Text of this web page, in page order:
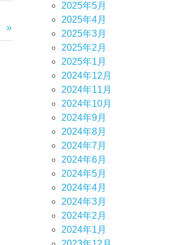
2025年5月
2025年4月
2025年3月
2025年2月
2025年1月
2024年12月
2024年11月
2024年10月
2024年9月
2024年8月
2024年7月
2024年6月
2024年5月
2024年4月
2024年3月
2024年2月
2024年1月